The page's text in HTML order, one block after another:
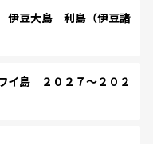
豆大島 利島（伊豆諸
島 ２０２７～２０２